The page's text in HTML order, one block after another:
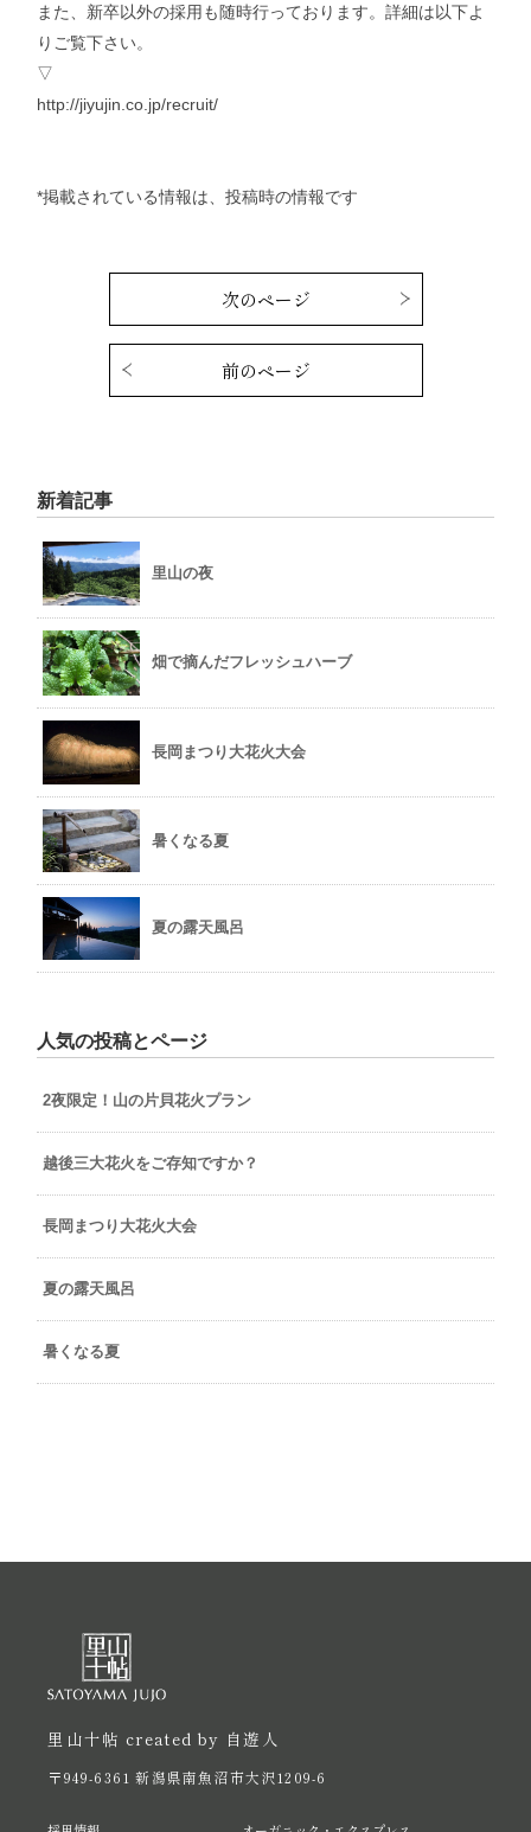
また、新卒以外の採用も随時行っております。詳細は以下よ
りご覧下さい。
▽
http://jiyujin.co.jp/recruit/
*掲載されている情報は、投稿時の情報です
次のページ
前のページ
新着記事
里山の夜
畑で摘んだフレッシュハーブ
長岡まつり大花火大会
暑くなる夏
夏の露天風呂
人気の投稿とページ
2夜限定！山の片貝花火プラン
越後三大花火をご存知ですか？
長岡まつり大花火大会
夏の露天風呂
暑くなる夏
里山十帖 created by 自遊人
〒949-6361 新潟県南魚沼市大沢1209-6